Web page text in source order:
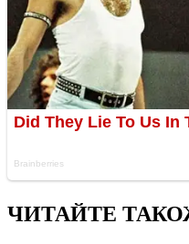
ЧИТАЙТЕ